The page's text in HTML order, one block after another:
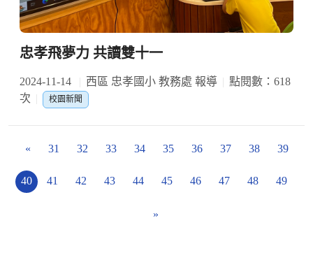
忠孝飛夢力 共讀雙十一
2024-11-14 西區 忠孝國小 教務處 報導
點閱數：618
次
校園新聞
« 31 32 33 34 35 36 37 38 39
40 41 42 43 44 45 46 47 48 49
»